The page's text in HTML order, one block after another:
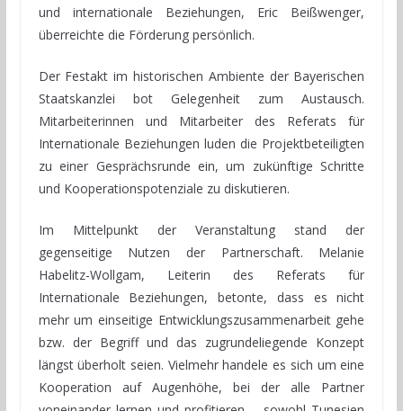
und internationale Beziehungen, Eric Beißwenger,
überreichte die Förderung persönlich.
Der Festakt im historischen Ambiente der Bayerischen
Staatskanzlei bot Gelegenheit zum Austausch.
Mitarbeiterinnen und Mitarbeiter des Referats für
Internationale Beziehungen luden die Projektbeteiligten
zu einer Gesprächsrunde ein, um zukünftige Schritte
und Kooperationspotenziale zu diskutieren.
Im Mittelpunkt der Veranstaltung stand der
gegenseitige Nutzen der Partnerschaft. Melanie
Habelitz-Wollgam, Leiterin des Referats für
Internationale Beziehungen, betonte, dass es nicht
mehr um einseitige Entwicklungszusammenarbeit gehe
bzw. der Begriff und das zugrundeliegende Konzept
längst überholt seien. Vielmehr handele es sich um eine
Kooperation auf Augenhöhe, bei der alle Partner